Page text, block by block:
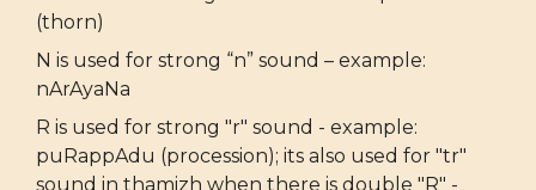
(thorn)
N is used for strong “n” sound – example:
nArAyaNa
R is used for strong "r" sound - example:
puRappAdu (procession); its also used for "tr"
sound in thamizh when there is double "R" -